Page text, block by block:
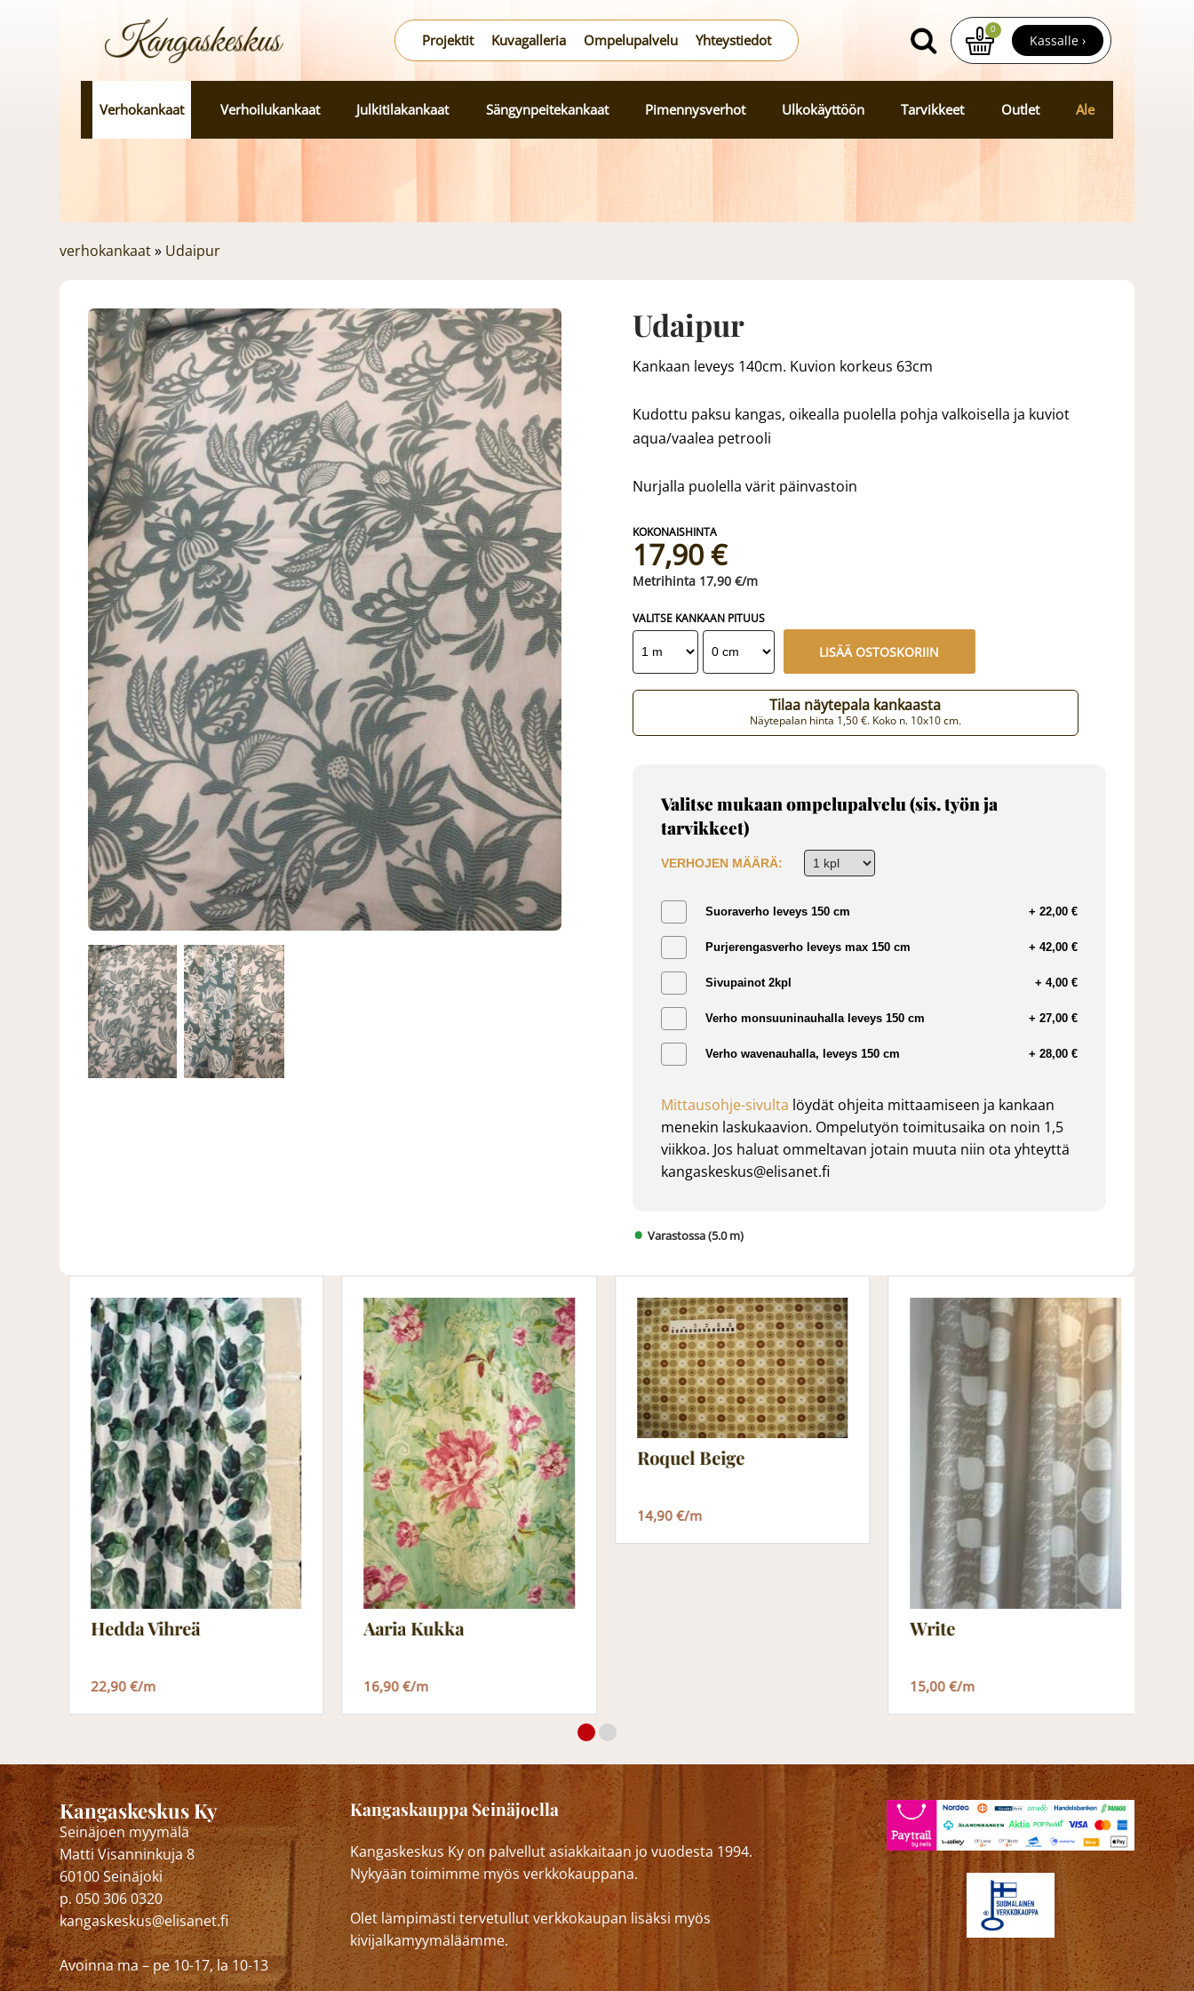
Projektit Kuvagalleria Ompelupalvelu Yhteystiedot
0
Kassalle ›
Verhokankaat Verhoilukankaat Julkitilakankaat Sängynpeitekankaat Pimennysverhot Ulkokäyttöön Tarvikkeet Outlet Ale
verhokankaat» Udaipur
Udaipur
Kankaan leveys 140cm. Kuvion korkeus 63cm
Kudottu paksu kangas, oikealla puolella pohja valkoisella ja kuviot
aqua/vaalea petrooli
Nurjalla puolella värit päinvastoin
17,90 €
17,90 €/m
VALITSE KANKAAN PITUUS
LISÄÄ OSTOSKORIIN
Tilaa näytepala kankaasta
Näytepalan hinta 1,50 €. Koko n. 10x10 cm.
Valitse mukaan ompelupalvelu (sis. työn ja
tarvikkeet)
VERHOJEN MÄÄRÄ:
Suoraverho leveys 150 cm + 22,00 €
Purjerengasverho leveys max 150 cm + 42,00 €
Sivupainot 2kpl + 4,00 €
Verho monsuuninauhalla leveys 150 cm + 27,00 €
Verho wavenauhalla, leveys 150 cm + 28,00 €
Mittausohje-sivulta löydät ohjeita mittaamiseen ja kankaan
menekin laskukaavion. Ompelutyön toimitusaika on noin 1,5
viikkoa. Jos haluat ommeltavan jotain muuta niin ota yhteyttä
kangaskeskus@elisanet.fi
Varastossa (5.0 m)
Hedda Vihreä
22,90 €/m
Aaria Kukka
16,90 €/m
Roquel Beige
14,90 €/m
Write
15,00 €/m
Kangaskeskus Ky
Seinäjoen myymälä
Matti Visanninkuja 8
60100 Seinäjoki
p. 050 306 0320
kangaskeskus@elisanet.fi
Avoinna ma – pe 10-17, la 10-13
Kangaskauppa Seinäjoella
Kangaskeskus Ky on palvellut asiakkaitaan jo vuodesta 1994.
Nykyään toimimme myös verkkokauppana.
Olet lämpimästi tervetullut verkkokaupan lisäksi myös
kivijalkamyymäläämme.